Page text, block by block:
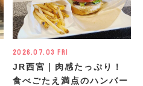
2026.07.03 Fri
JR西宮｜肉感たっぷり！
食べごたえ満点のハンバー